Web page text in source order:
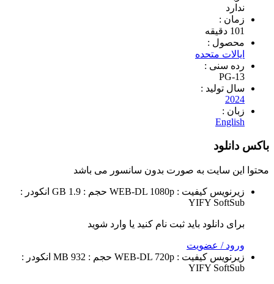
:
متحده
سنی :
:
سایت به صورتبدون سانسورمی باشد
کیفیت : WEB-DL 1080p حجم : GB 1.9
انکودر :
YIFY
دانلود باید ثبت نام کنید یا وارد شوید
/ عضویت
کیفیت : WEB-DL 720p حجم : 932 MB
انکودر :
YIFY